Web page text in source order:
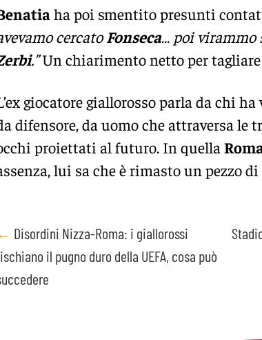
ha poi smentito presunti
cercatoFonseca… poi virammo
.”Un chiarimento netto per
giocatore giallorosso parla da chi
difensore, da uomo che attraversa le
proiettati al futuro. In quella
lui sa che è rimasto un pezzo di
Disordini Nizza-Roma: i giallorossi
il pugno duro della UEFA, cosa può